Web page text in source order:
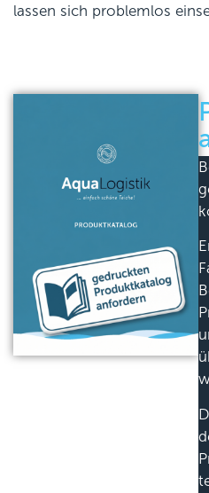
lassen sich problemlos